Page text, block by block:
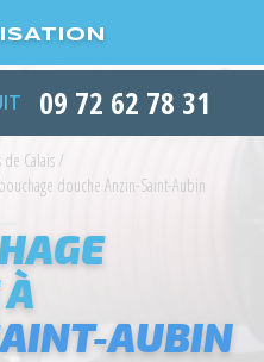
09 72 62 78 31
Calais/
douche Anzin-Saint-Aubin
AUBIN